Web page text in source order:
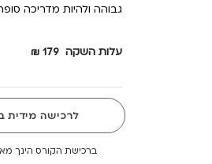
גבוהה ולהיות מדריכה
עלות השקה 179 ₪
לרכישה מידית
ברכישת הקורס הינך